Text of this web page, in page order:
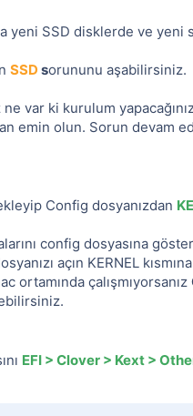
yeni SSD disklerde ve yeni
SSD sorununu aşabilirsiniz.
ki kurulum yapacağınız
emin olun. Sorun devam
Config dosyanızdan
config dosyasına
açın KERNEL
ortamında çalışmıyorsanız
EFI > Clover > Kext >